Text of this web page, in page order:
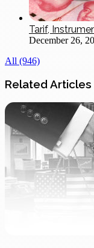
Tarif,
December 26,
All (946)
Related Articles